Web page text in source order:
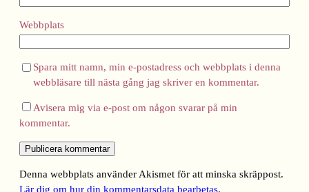
Webbplats
Spara mitt namn, min e-postadress och webbplats i denna
webbläsare till nästa gång jag skriver en kommentar.
Avisera mig via e-post om någon svarar på min
kommentar.
Denna webbplats använder Akismet för att minska skräppost.
Lär dig om hur din kommentarsdata bearbetas.